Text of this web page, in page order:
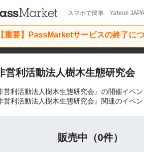
スマホで簡単 Yahoo!
【重要】PassMarketサービスの終了に
営利活動法人樹木生態研究会
営利活動法人樹木生態研究会』の開催イベ
営利活動法人樹木生態研究会』関連のイベ
販売中（0件）